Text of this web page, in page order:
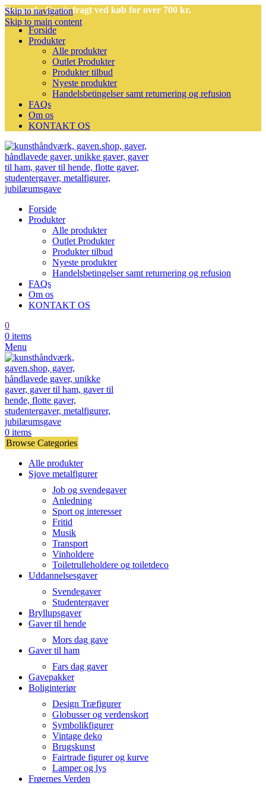
Skip to navigation
Skip to main content
Bemærk: Gratis fragt ved køb for over 700 kr.
Forside
Produkter
Alle produkter
Outlet Produkter
Produkter tilbud
Nyeste produkter
Handelsbetingelser samt returnering og refusion
FAQs
Om os
KONTAKT OS
Forside
Produkter
Alle produkter
Outlet Produkter
Produkter tilbud
Nyeste produkter
Handelsbetingelser samt returnering og refusion
FAQs
Om os
KONTAKT OS
0
0 items
Menu
0 items
Browse Categories
Alle produkter
Sjove metalfigurer
Job og svendegaver
Anledning
Sport og interesser
Fritid
Musik
Transport
Vinholdere
Toiletrulleholdere og toiletdeco
Uddannelsesgaver
Svendegaver
Studentergaver
Bryllupsgaver
Gaver til hende
Mors dag gave
Gaver til ham
Fars dag gaver
Gavepakker
Boliginteriør
Design Træfigurer
Globusser og verdenskort
Symbolikfigurer
Vintage deko
Brugskunst
Fairtrade figurer og kurve
Lamper og lys
Frøernes Verden